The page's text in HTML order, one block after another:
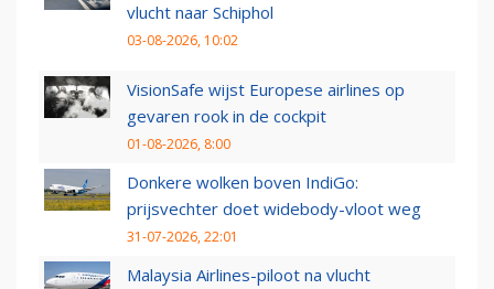
vlucht naar Schiphol
03-08-2026, 10:02
VisionSafe wijst Europese airlines op
gevaren rook in de cockpit
01-08-2026, 8:00
Donkere wolken boven IndiGo:
prijsvechter doet widebody-vloot weg
31-07-2026, 22:01
Malaysia Airlines-piloot na vlucht